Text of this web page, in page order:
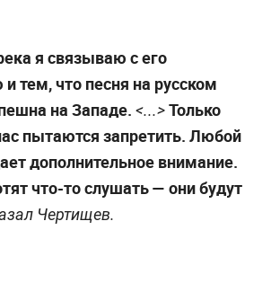
я связываю с его
тем, что песня на русском
на Западе. <...>Только
пытаются запретить. Любой
дополнительное внимание.
что-то слушать — они будут
Чертищев.